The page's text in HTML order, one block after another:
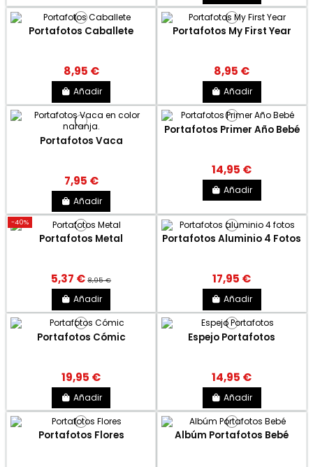
Portafotos Caballete
8,95 €
Añadir
Portafotos My First Year
8,95 €
Añadir
Portafotos Vaca
7,95 €
Añadir
Portafotos Primer Año Bebé
14,95 €
Añadir
-40%
Portafotos Metal
5,37 €8,95 €
Añadir
Portafotos Aluminio 4 Fotos
17,95 €
Añadir
Portafotos Cómic
19,95 €
Añadir
Espejo Portafotos
14,95 €
Añadir
Portafotos Flores Albúm Portafotos Bebé